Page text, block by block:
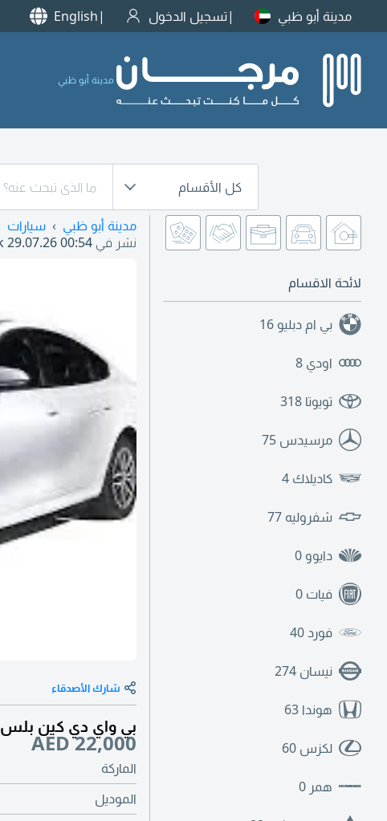
مدينة أبو ظبي تسجيل الدخول English
مدينة أبو ظبي
كل الأقسام
لائحة الاقسام
بي ام دبليو 16
اودي 8
تويوتا 318
مرسيدس 75
كاديلاك 4
شفروليه 77
دايوو 0
فيات 0
فورد40
نيسان 274
هوندا 63
لكزس 60
همر 0
مدينة أبو ظبي سيارات
نشر في 29.07.26 00:54
شارك الأصدقاء
بي واي دي كين بلس 2025 - 22 ألف كم - خليجية
AED 22,000
الماركة
الموديل